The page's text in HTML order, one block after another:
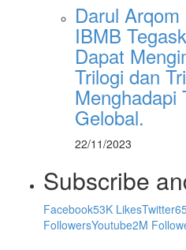
Darul
IBMB
Dapat
Trilogi dan
Menghadapi
Gelobal.
22/11/2023
Subscribe
Facebook53K LikesTwitter
FollowersYoutube2M